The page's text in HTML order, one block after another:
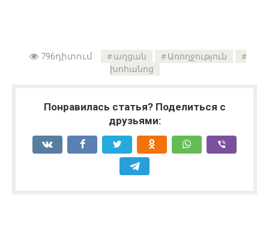
796դիտում աղցան
Առողջություն
խոհանոց
Понравилась статья? Поделиться с
друзьями: